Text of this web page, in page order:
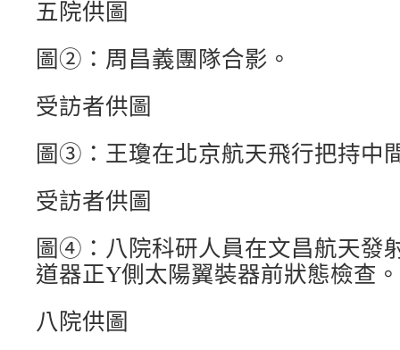
五院供圖
圖②：周昌義團隊合影。
受訪者供圖
圖③：王瓊在北京航天飛行把持中
受訪者供圖
圖④：八院科研人員在文昌航天發
道器正Y側太陽翼裝器前狀態檢查。
八院供圖